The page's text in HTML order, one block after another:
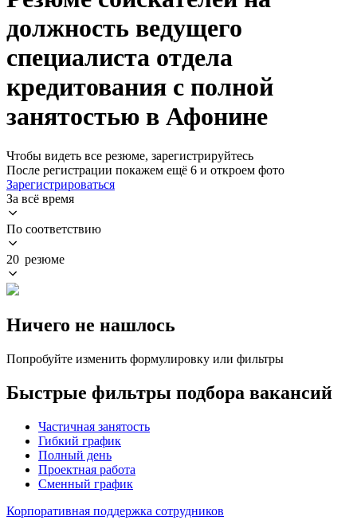
должность ведущего
специалиста отдела
кредитования с полной
занятостью в Афонине
Чтобы видеть все резюме, зарегистрируйтесь
После регистрации покажем ещё 6 и откроем фото
Зарегистрироваться
За всё время
По соответствию
20 резюме
Ничего не нашлось
Попробуйте изменить формулировку или фильтры
Быстрые фильтры подбора вакансий
Частичная занятость
Гибкий график
Полный день
Проектная работа
Сменный график
Корпоративная поддержка сотрудников